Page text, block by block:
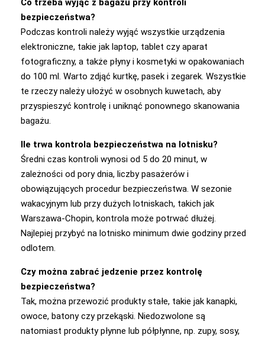
bezpieczeństwa?
Podczas kontroli należy wyjąć wszystkie urządzenia
elektroniczne, takie jak laptop, tablet czy aparat
fotograficzny, a także płyny i kosmetyki w opakowaniach
do 100 ml. Warto zdjąć kurtkę, pasek i zegarek. Wszystkie
te rzeczy należy ułożyć w osobnych kuwetach, aby
przyspieszyć kontrolę i uniknąć ponownego skanowania
bagażu.
Ile trwa kontrola bezpieczeństwa na lotnisku?
Średni czas kontroli wynosi od 5 do 20 minut, w
zależności od pory dnia, liczby pasażerów i
obowiązujących procedur bezpieczeństwa. W sezonie
wakacyjnym lub przy dużych lotniskach, takich jak
Warszawa-Chopin, kontrola może potrwać dłużej.
Najlepiej przybyć na lotnisko minimum dwie godziny przed
odlotem.
Czy można zabrać jedzenie przez kontrolę
bezpieczeństwa?
Tak, można przewozić produkty stałe, takie jak kanapki,
owoce, batony czy przekąski. Niedozwolone są
natomiast produkty płynne lub półpłynne, np. zupy, sosy,